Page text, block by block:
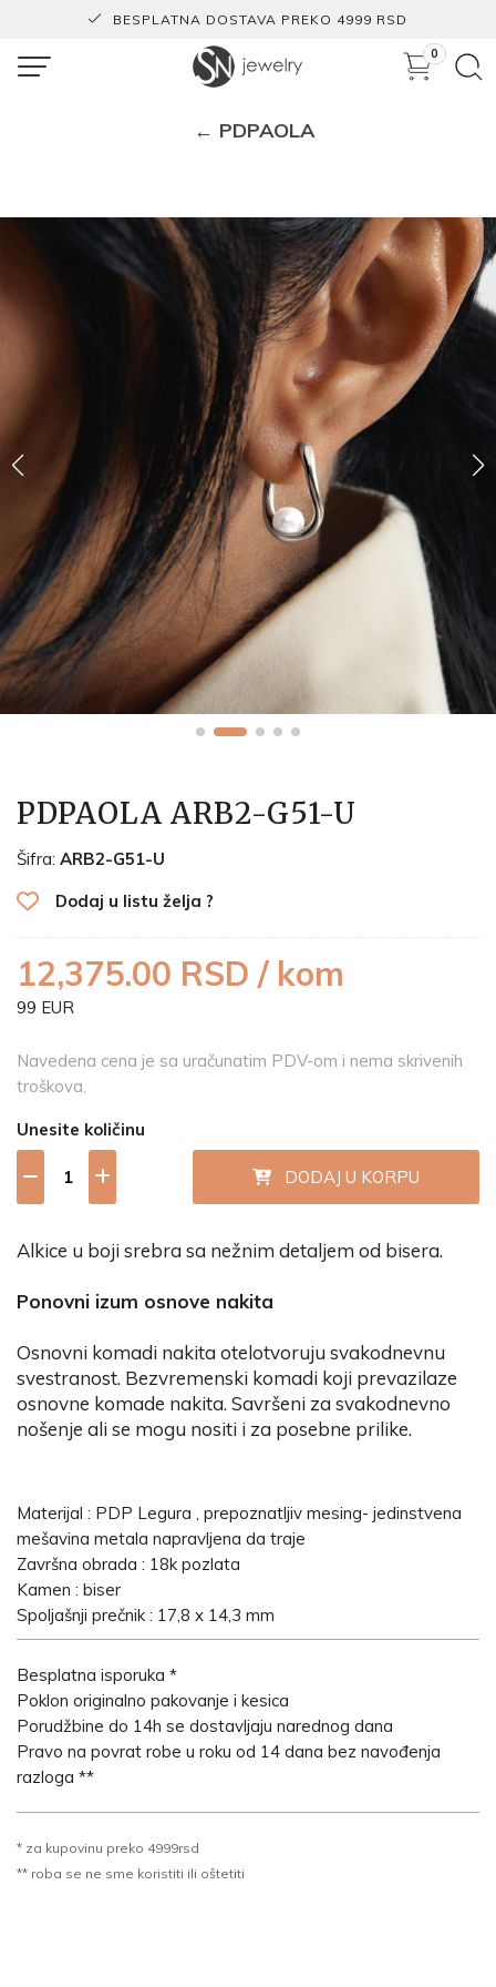
BESPLATNA DOSTAVA PREKO 4999 RSD
0
← PDPAOLA
PDPAOLA ARB2-G51-U
Šifra: ARB2-G51-U
Dodaj u listu želja ?
12,375.00 RSD / kom
99 EUR
Navedena cena je sa uračunatim PDV-om i nema skrivenih
troškova.
Unesite količinu
DODAJ U KORPU
Alkice u boji srebra sa nežnim detaljem od bisera.
Ponovni izum osnove nakita
Osnovni komadi nakita otelotvoruju svakodnevnu
svestranost. Bezvremenski komadi koji prevazilaze
osnovne komade nakita. Savršeni za svakodnevno
nošenje ali se mogu nositi i za posebne prilike.
Materijal : PDP Legura , prepoznatljiv mesing- jedinstvena
mešavina metala napravljena da traje
Završna obrada : 18k pozlata
Kamen : biser
Spoljašnji prečnik : 17,8 x 14,3 mm
Besplatna isporuka *
Poklon originalno pakovanje i kesica
Porudžbine do 14h se dostavljaju narednog dana
Pravo na povrat robe u roku od 14 dana bez navođenja
razloga **
* za kupovinu preko 4999rsd
** roba se ne sme koristiti ili oštetiti